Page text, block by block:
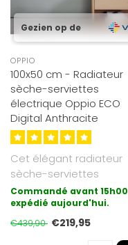
Gezien op de
OPPIO
100x50 cm - Radiateur
sèche-serviettes
électrique Oppio ECO
Digital Anthracite
Cet élégant radiateur
sèche-serviettes
électrique ECO Digital
Anthracite d'O..
Commandé avant 15h00
expédié aujourd'hui.
€439,90 €219,95